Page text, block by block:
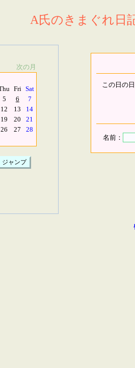
A氏のきまぐれ日
次の月
Fri Sat
5 6
7
12 13
14
19 20
21
26 27
28
この日の
名前：